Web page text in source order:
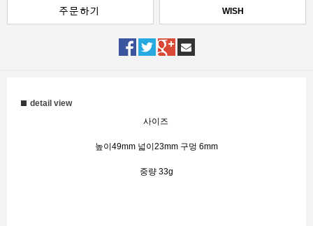
WISH
detail view
사이즈
높이49mm 넓이23mm 구멍 6mm
중량 33g